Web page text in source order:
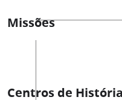
Missões
Centros de